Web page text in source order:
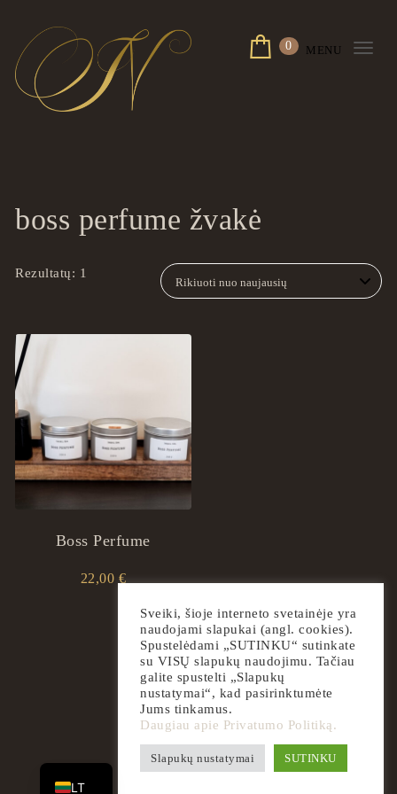
Skip to content
0 MENU
boss perfume žvakė
Rezultatų: 1
Boss Perfume
22,00 €
2026 ingrilspa.com
Sveiki, šioje interneto svetainėje yra
naudojami slapukai (angl. cookies).
Spustelėdami „SUTINKU“ sutinkate
su VISŲ slapukų naudojimu. Tačiau
galite spustelti „Slapukų
nustatymai“, kad pasirinktumėte
Jums tinkamus.
Daugiau apie Privatumo Politiką.
Slapukų nustatymai SUTINKU
LT